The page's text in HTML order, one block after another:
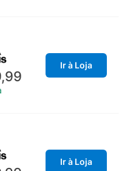
Ir à Loja
Ir à Loja